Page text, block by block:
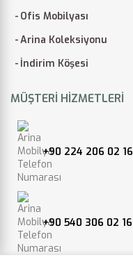
Ofis Mobilyası
Arina Koleksiyonu
İndirim Köşesi
MÜŞTERI HIZMETLERI
+90 224 206 02 16
+90 540 306 02 16